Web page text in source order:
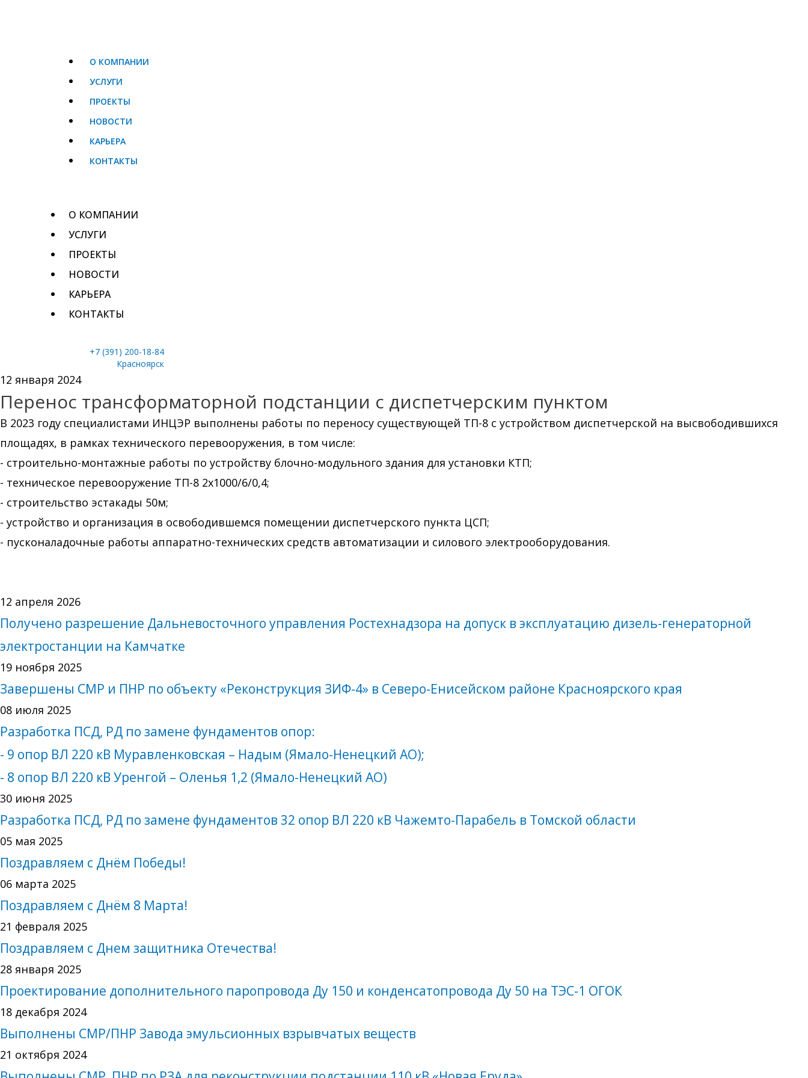
О КОМПАНИИ
УСЛУГИ
ПРОЕКТЫ
НОВОСТИ
КАРЬЕРА
КОНТАКТЫ
О КОМПАНИИ
УСЛУГИ
ПРОЕКТЫ
НОВОСТИ
КАРЬЕРА
КОНТАКТЫ
+7 (391) 200-18-84
Красноярск
12 января 2024
Перенос трансформаторной подстанции с диспетчерским пунктом
В 2023 году специалистами ИНЦЭР выполнены работы по переносу существующей ТП-8 с устройством диспетчерской на высвободившихся
площадях, в рамках технического перевооружения, в том числе:
- строительно-монтажные работы по устройству блочно-модульного здания для установки КТП;
- техническое перевооружение ТП-8 2х1000/6/0,4;
- строительство эстакады 50м;
- устройство и организация в освободившемся помещении диспетчерского пункта ЦСП;
- пусконаладочные работы аппаратно-технических средств автоматизации и силового электрооборудования.
12 апреля 2026
Получено разрешение Дальневосточного управления Ростехнадзора на допуск в эксплуатацию дизель-генераторной
электростанции на Камчатке
19 ноября 2025
Завершены СМР и ПНР по объекту «Реконструкция ЗИФ-4» в Северо-Енисейском районе Красноярского края
08 июля 2025
Разработка ПСД, РД по замене фундаментов опор:
- 9 опор ВЛ 220 кВ Муравленковская – Надым (Ямало-Ненецкий АО);
- 8 опор ВЛ 220 кВ Уренгой – Оленья 1,2 (Ямало-Ненецкий АО)
30 июня 2025
Разработка ПСД, РД по замене фундаментов 32 опор ВЛ 220 кВ Чажемто-Парабель в Томской области
05 мая 2025
Поздравляем с Днём Победы!
06 марта 2025
Поздравляем с Днём 8 Марта!
21 февраля 2025
Поздравляем с Днем защитника Отечества!
28 января 2025
Проектирование дополнительного паропровода Ду 150 и конденсатопровода Ду 50 на ТЭС-1 ОГОК
18 декабря 2024
Выполнены СМР/ПНР Завода эмульсионных взрывчатых веществ
21 октября 2024